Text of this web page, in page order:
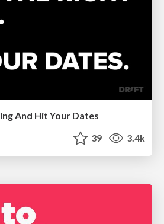
And Hit Your Dates
39 3.4k